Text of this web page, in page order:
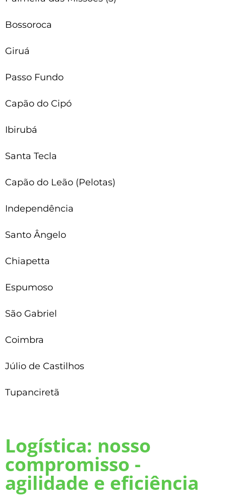
Bossoroca
Giruá
Passo Fundo
Capão do Cipó
Ibirubá
Santa Tecla
Capão do Leão (Pelotas)
Independência
Santo Ângelo
Chiapetta
Espumoso
São Gabriel
Coimbra
Júlio de Castilhos
Tupanciretã
Logística: nosso
compromisso -
agilidade e eficiência